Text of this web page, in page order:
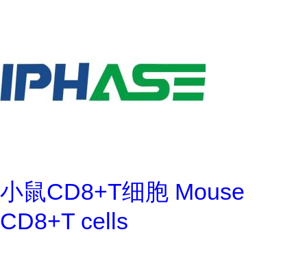
小鼠CD8+T细胞 Mouse
CD8+T cells